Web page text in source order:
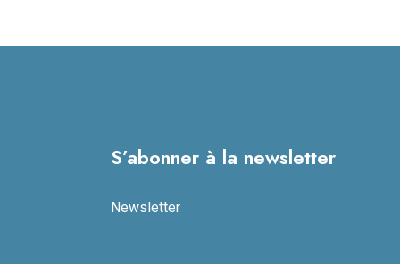
S’abonner à la newsletter
Newsletter